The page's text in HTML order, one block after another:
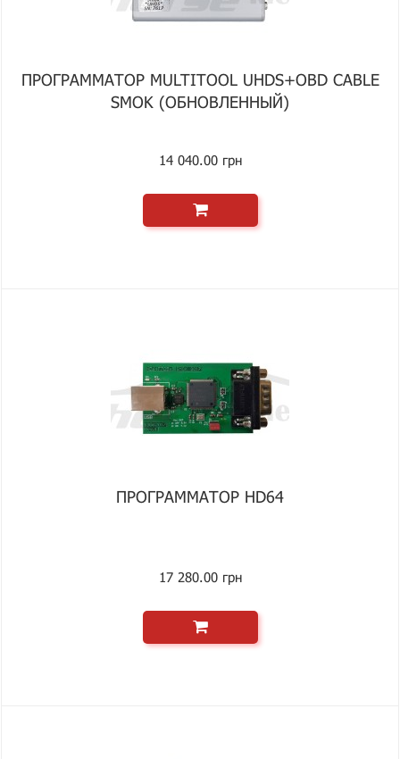
ПРОГРАММАТОР MULTITOOL UHDS+OBD CABLE
SMOK (ОБНОВЛЕННЫЙ)
14 040.00 грн
ПРОГРАММАТОР HD64
17 280.00 грн